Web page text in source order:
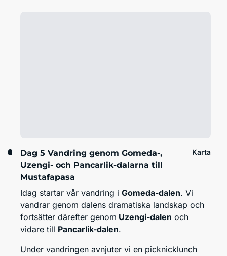
Dag 5 Vandring genom Gomeda-,
Uzengi- och Pancarlik-dalarna till
Mustafapasa
Karta
Idag startar vår vandring i Gomeda-dalen. Vi
vandrar genom dalens dramatiska landskap och
fortsätter därefter genom Uzengi-dalen och
vidare till Pancarlik-dalen.
Under vandringen avnjuter vi en picknicklunch